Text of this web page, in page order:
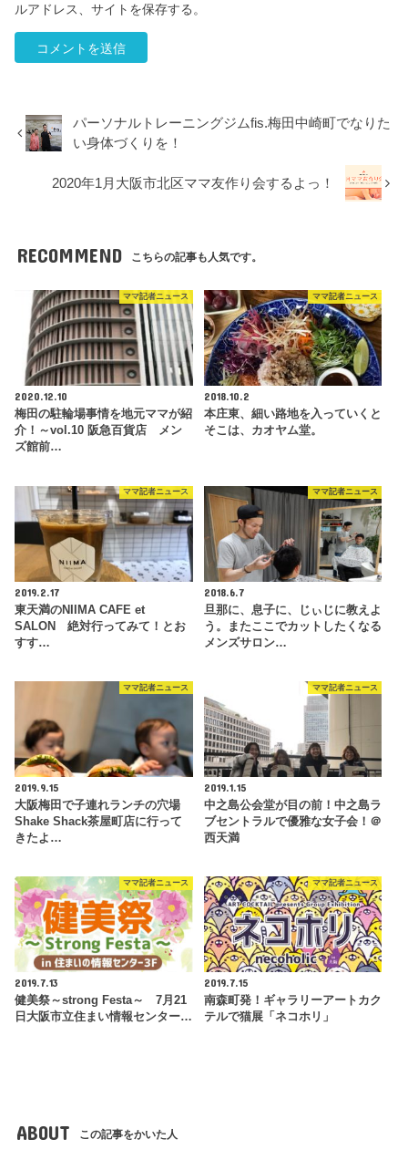
ルアドレス、サイトを保存する。
パーソナルトレーニングジムfis.梅田中崎町でなりた
い身体づくりを！
2020年1月大阪市北区ママ友作り会するよっ！
RECOMMEND こちらの記事も人気です。
ママ記者ニュース
2020.12.10
梅田の駐輪場事情を地元ママが紹
介！～vol.10 阪急百貨店 メン
ズ館前…
ママ記者ニュース
2018.10.2
本庄東、細い路地を入っていくと
そこは、カオヤム堂。
ママ記者ニュース
2019.2.17
東天満のNIIMA CAFE et
SALON 絶対行ってみて！とお
すす…
ママ記者ニュース
2018.6.7
旦那に、息子に、じぃじに教えよ
う。またここでカットしたくなる
メンズサロン…
ママ記者ニュース
2019.9.15
大阪梅田で子連れランチの穴場
Shake Shack茶屋町店に行って
きたよ…
ママ記者ニュース
2019.1.15
中之島公会堂が目の前！中之島ラ
ブセントラルで優雅な女子会！＠
西天満
ママ記者ニュース
2019.7.13
健美祭～strong Festa～ 7月21
日大阪市立住まい情報センター…
ママ記者ニュース
2019.7.15
南森町発！ギャラリーアートカク
テルで猫展「ネコホリ」
ABOUT この記事をかいた人